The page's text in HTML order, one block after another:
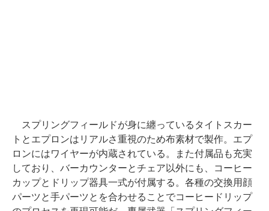
スプリングフィールドが身に纏っているタイトスカー
トとエプロンはリアルさ重視のため布素材で製作。エプ
ロンにはワイヤーが内蔵されている。また付属品も充実
しており、バーカウンターとチェア以外にも、コーヒー
カップとドリップ器具一式が付属する。各種の交換用顔
パーツと手パーツとを合わせることでコーヒードリップ